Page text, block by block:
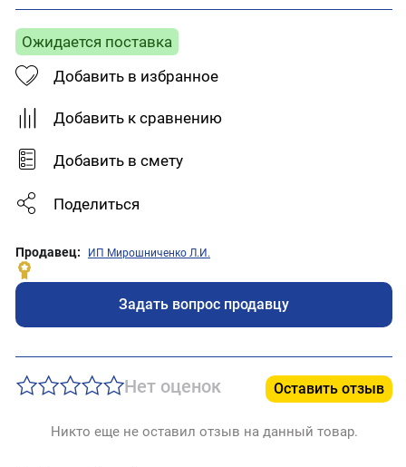
Ожидается поставка
Добавить в избранное
Добавить к сравнению
Добавить в смету
Поделиться
Продавец: ИП Мирошниченко Л.И.
Задать вопрос продавцу
Нет оценок Оставить отзыв
Никто еще не оставил отзыв на данный товар.